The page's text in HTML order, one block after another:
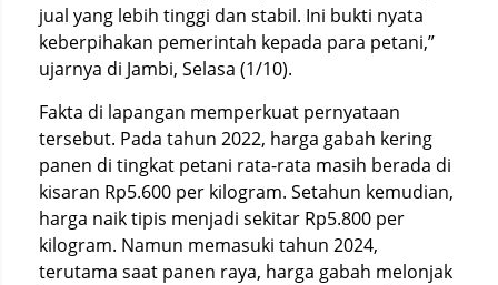
jual yang lebih tinggi dan stabil. Ini bukti nyata
keberpihakan pemerintah kepada para petani,”
ujarnya di Jambi, Selasa (1/10).
Fakta di lapangan memperkuat pernyataan
tersebut. Pada tahun 2022, harga gabah kering
panen di tingkat petani rata-rata masih berada di
kisaran Rp5.600 per kilogram. Setahun kemudian,
harga naik tipis menjadi sekitar Rp5.800 per
kilogram. Namun memasuki tahun 2024,
terutama saat panen raya, harga gabah melonjak